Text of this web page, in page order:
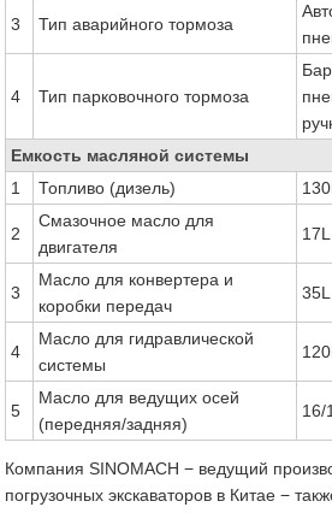
3 Тип аварийного тормоза
4 Тип парковочного тормоза
Емкость масляной системы
1
Топливо (дизель)
2
Смазочное масло для
двигателя
17L
3
Масло для конвертера и
коробки передач
35L
4
Масло для гидравлической
системы
5
Масло для ведущих осей
(передняя/задняя)
16/
Компания SINOMACH − ведущий
погрузочных экскаваторов в Китае −